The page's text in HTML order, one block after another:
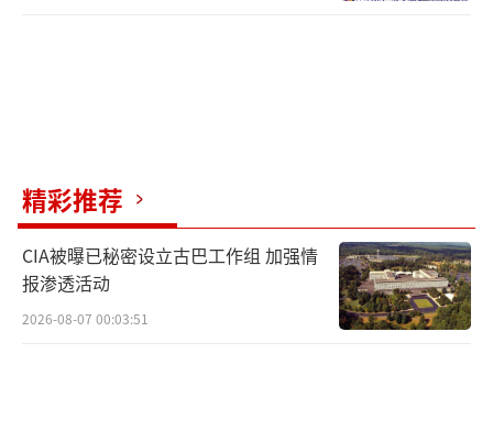
精彩推荐
CIA被曝已秘密设立古巴工作组 加强情
报渗透活动
2026-08-07 00:03:51